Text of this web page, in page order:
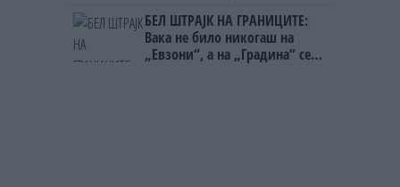
БЕЛ ШТРАЈК НА ГРАНИЦИТЕ:
Вака не било никогаш на
„Евзони“, а на „Градина“ се